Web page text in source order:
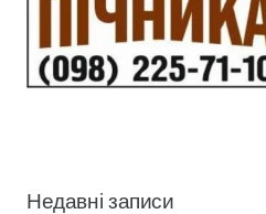
Недавні записи